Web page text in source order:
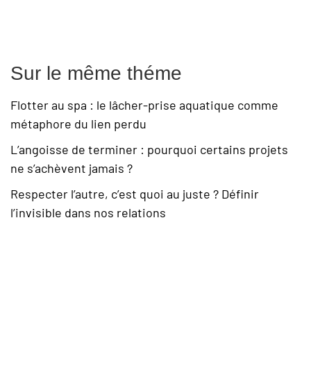
Sur le même théme
Flotter au spa : le lâcher-prise aquatique comme
métaphore du lien perdu
L’angoisse de terminer : pourquoi certains projets
ne s’achèvent jamais ?
Respecter l’autre, c’est quoi au juste ? Définir
l’invisible dans nos relations